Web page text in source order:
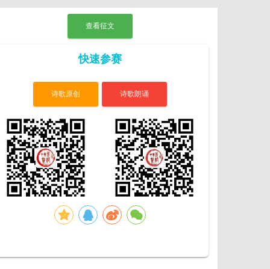
查看征文
快速参赛
诗歌原创 诗歌朗诵